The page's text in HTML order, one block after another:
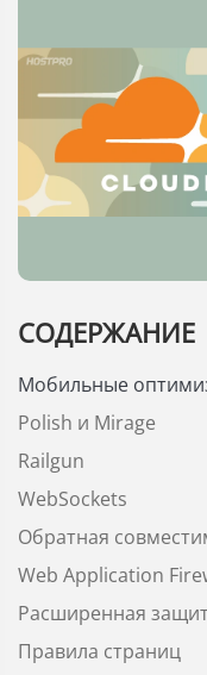
СОДЕРЖАНИЕ
Мобильные
Polish и Mirage
Railgun
WebSockets
Обратная
Web Application
Расширенная
Правила страниц